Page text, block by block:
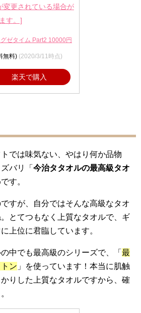
ゼタイム Part2 10000円
無料) (2020/3/11時点)
楽天で購入
では味気ない、やはり何か品物
バリ「 今治タタオルの最高級タオ
す。
すが、自分ではそんな高級なタオ
とてつもなく上質なタオルで、ギ
上位に君臨しています。
中でも最高級のシリーズで、「 最
ン 」を使っています！本当に肌触
りした上質なタオルですから、確